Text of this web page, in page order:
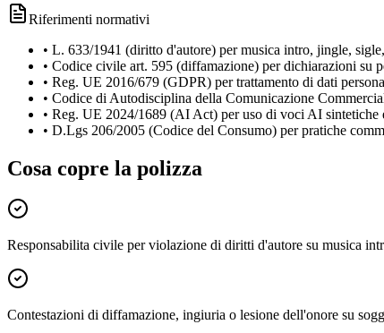
Riferimenti normativi
• L. 633/1941 (diritto d'autore) per musica intro, jingle,
• Codice civile art. 595 (diffamazione) per dichiarazioni su
• Reg. UE 2016/679 (GDPR) per trattamento di dati
• Codice di Autodisciplina della Comunicazione
• Reg. UE 2024/1689 (AI Act) per uso di voci AI sintetiche
• D.Lgs 206/2005 (Codice del Consumo) per pratiche
Cosa copre la polizza
Responsabilita civile per violazione di diritti d'autore su musica
Contestazioni di diffamazione, ingiuria o lesione dell'onore su